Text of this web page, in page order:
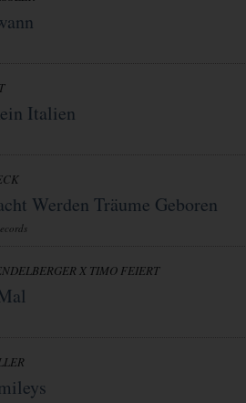
Italien
Werden Träume Geboren
X TIMO FEIERT